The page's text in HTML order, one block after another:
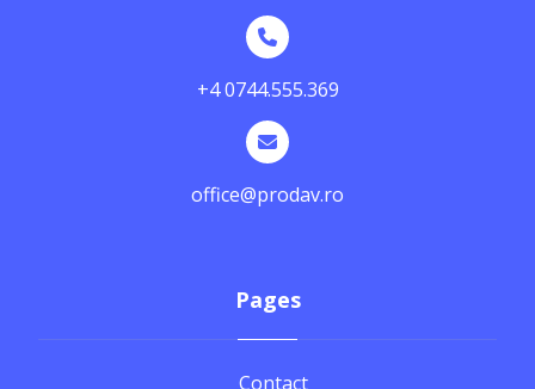
+4 0744.555.369
office@prodav.ro
Pages
Contact